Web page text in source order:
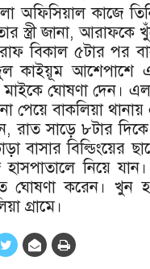
অফিসিয়াল কাজে
স্ত্রী জানা, আরাফকে
বিকাল ৫টার পর
কাইয়ূম আশেপাশে
মাইকে ঘোষণা দেন।
পেয়ে বাকলিয়া
রাত সাড়ে ৮টার
বাসার বিল্ডিংয়ের
নিয়ে
ঘোষণা করেন। খুন
গ্রামে।